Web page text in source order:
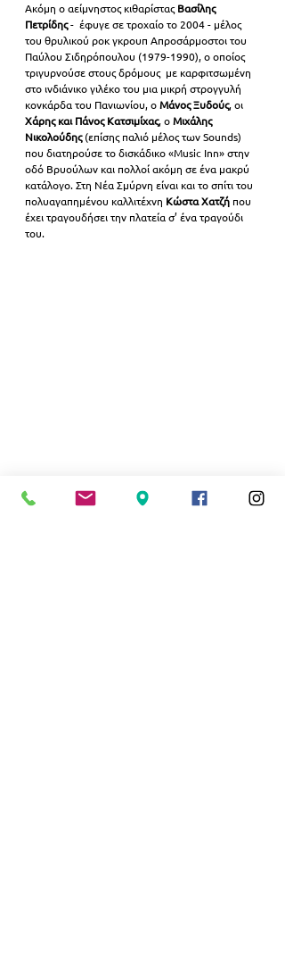
Ακόμη ο αείμνηστος κιθαρίστας Βασίλης
Πετρίδης -  έφυγε σε τροχαίο το 2004 - μέλος
του θρυλικού ροκ γκρουπ Απροσάρμοστοι του
Παύλου Σιδηρόπουλου (1979-1990), ο οποίος
τριγυρνούσε στους δρόμους  με καρφιτσωμένη
στο ινδιάνικο γιλέκο του μια μικρή στρογγυλή
κονκάρδα του Πανιωνίου, ο Μάνος Ξυδούς, οι
Χάρης και Πάνος Κατσιμίχας, ο Μιχάλης
Νικολούδης (επίσης παλιό μέλος των Sounds)
που διατηρούσε το δισκάδικο «Music Inn» στην
οδό Βρυούλων και πολλοί ακόμη σε ένα μακρύ
κατάλογο. Στη Νέα Σμύρνη είναι και το σπίτι του
πολυαγαπημένου καλλιτέχνη Κώστα Χατζή που
έχει τραγουδήσει την πλατεία σ’ ένα τραγούδι
του.